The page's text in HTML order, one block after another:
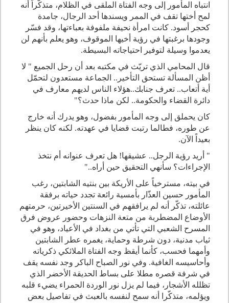
انتباه المأمور إلى وجه الفتاة الملقى في الظلام، متذكّراً أنه
لمح أختها تقف في الممر ويسندها أحد الرجال، جامدة
كحجر أسود. كانت امرأة نحيفة ملفوفة بعباءتها، وقد فسّر
وجودها برغبتها في رؤية أخيها الموقوف، وهو يعلم بأنهم لن
يعدموا وسيلة لتوفير احتياجاته البسيطة.
قال المحامي الذي تريّث في مكتبه بعد أن رحل الجميع " لا
أظن المسألة تستحق التأخير.. الجماعة مستعدون لتحمّل
أية أتعاب.. تعرف جنابك..هؤلاء الناس لديهم معارف في
دائرة القضاء والحكومة.. لكن ماذا حدث؟"
كان يحملق إلى وجه المأمور بفضول، وهو يدرك أنه خارج
عن طوره، فطالما رتبت قضايا في عهدته. لكنه كان ينظر
بعيداً الآن.
" أريد رؤية الرجل.. عشيقها! هل تعرف عنوانه أم نتخذ
الإجراءات؟ سأنهي التحقيق حين أراه..
"
في بيته، مسترخياً على الأريكة بين بنتيه الشابتين، رغب
المأمور حسين العذّار بأمسية رائعة تجدد حياته برفقة
عائلته، تذكّر أنه لم يرافقهم في السنتين الأخيرتين، حرمتهم
الأوضاع المضطربة من متعة النزهات وحضور عروض فرق
المسرح الشعبي التي تأتي من بغداد في الأعياد، وهو في
ثياب مدنية، دون شرطة وحماية، يغمره عطر الشابتين
وأمهما فحسب، كأنما أيقظ وجه الفتاة الملائكي ذكرياته
وأحاسيسه الغافية. وفي نور الصباح الباكر وجد نفسه يقف
في شرفة قصره مطلا على بساط الحديقة الأخضر الذي
تظلله الأشجار، فيما لم يزل نور الوردة الحمراء يضيء قلبه
ويؤلمه، متذكّرا أنه سمح لنفسه بالعبث في تفاصيل بعض